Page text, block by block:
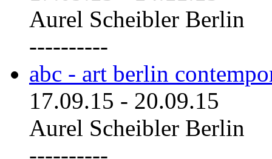
Aurel Scheibler Berlin
----------
abc - art berlin
17.09.15 - 20.09.15
Aurel Scheibler Berlin